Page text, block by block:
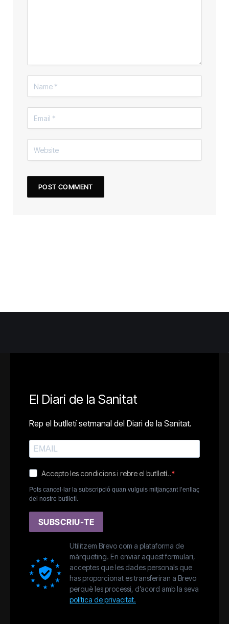
El Diari de la Sanitat
Rep el butlletí setmanal del Diari de la Sanitat.
Accepto les condicions i rebre el butlletí..
Pots cancel·lar la subscripció quan vulguis mitjançant l’enllaç
del nostre butlletí.
SUBSCRIU-TE
Utilitzem Brevo com a plataforma de
màrqueting. En enviar aquest formulari,
acceptes que les dades personals que
has proporcionat es transferiran a Brevo
perquè les processi, d’acord amb la seva
política de privacitat.